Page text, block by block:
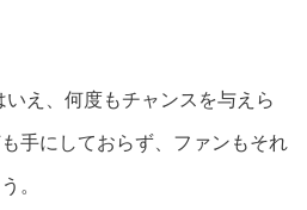
え、何度もチャンスを与えら
手にしておらず、ファンもそれ
。